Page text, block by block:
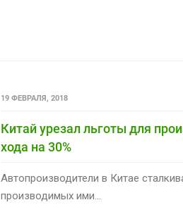
19 ФЕВРАЛЯ, 2018
Китай урезал льготы для
хода на 30%
Автопроизводители в Китае
производимых ими...